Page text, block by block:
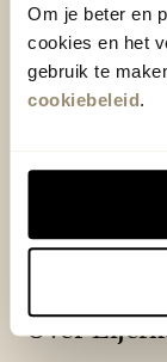
Om je beter en
cookies en het
gebruik te
cookiebeleid.
Adres &
Outlet
Adres &
Over